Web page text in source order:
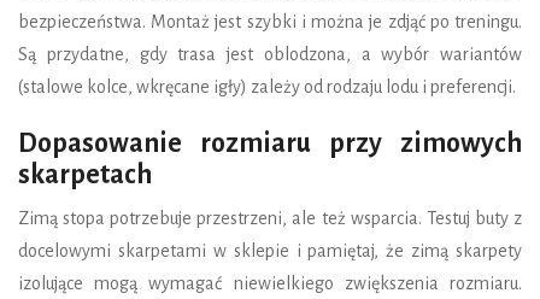
bezpieczeństwa. Montaż jest szybki i można je zdjąć po treningu.
Są przydatne, gdy trasa jest oblodzona, a wybór wariantów
(stalowe kolce, wkręcane igły) zależy od rodzaju lodu i preferencji.
Dopasowanie rozmiaru przy zimowych
skarpetach
Zimą stopa potrzebuje przestrzeni, ale też wsparcia. Testuj buty z
docelowymi skarpetami w sklepie i pamiętaj, że zimą skarpety
izolujące mogą wymagać niewielkiego zwiększenia rozmiaru.